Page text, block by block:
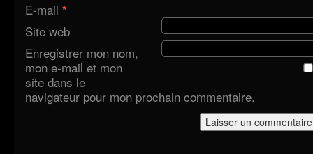
E-mail *
Site web
Enregistrer mon nom,
mon e-mail et mon
site dans le
navigateur pour mon prochain commentaire.